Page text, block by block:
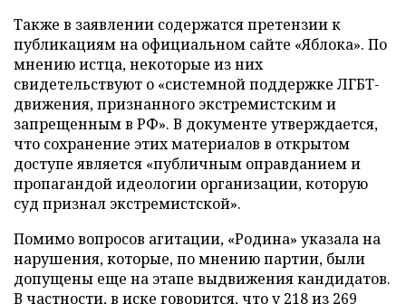
Также в заявлении содержатся претензии к
публикациям на официальном сайте «Яблока». По
мнению истца, некоторые из них
свидетельствуют о «системной поддержке ЛГБТ-
движения, признанного экстремистским и
запрещенным в РФ». В документе утверждается,
что сохранение этих материалов в открытом
доступе является «публичным оправданием и
пропагандой идеологии организации, которую
суд признал экстремистской».
Помимо вопросов агитации, «Родина» указала на
нарушения, которые, по мнению партии, были
допущены еще на этапе выдвижения кандидатов.
В частности, в иске говорится, что у 218 из 269